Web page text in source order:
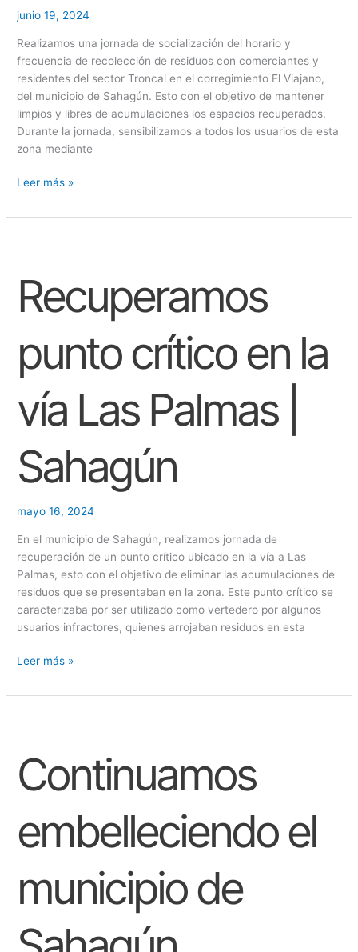
junio 19, 2024
Realizamos una jornada de socialización del horario y
frecuencia de recolección de residuos con comerciantes y
residentes del sector Troncal en el corregimiento El Viajano,
del municipio de Sahagún. Esto con el objetivo de mantener
limpios y libres de acumulaciones los espacios recuperados.
Durante la jornada, sensibilizamos a todos los usuarios de esta
zona mediante
Leer más »
Recuperamos
punto crítico en la
vía Las Palmas |
Sahagún
mayo 16, 2024
En el municipio de Sahagún, realizamos jornada de
recuperación de un punto crítico ubicado en la vía a Las
Palmas, esto con el objetivo de eliminar las acumulaciones de
residuos que se presentaban en la zona. Este punto crítico se
caracterizaba por ser utilizado como vertedero por algunos
usuarios infractores, quienes arrojaban residuos en esta
crítico
en
la
Las
Palmas
Sahagún
Leer más »
Continuamos
embelleciendo el
municipio de
municipio
de